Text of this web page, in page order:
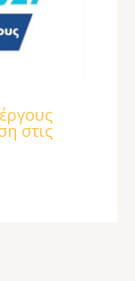
στις